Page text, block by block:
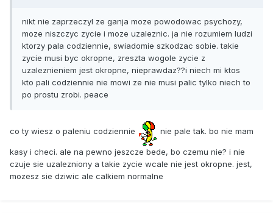
nikt nie zaprzeczyl ze ganja moze powodowac psychozy,
moze niszczyc zycie i moze uzaleznic. ja nie rozumiem ludzi
ktorzy pala codziennie, swiadomie szkodzac sobie. takie
zycie musi byc okropne, zreszta wogole zycie z
uzaleznieniem jest okropne, nieprawdaz??i niech mi ktos
kto pali codziennie nie mowi ze nie musi palic tylko niech to
po prostu zrobi. peace
co ty wiesz o paleniu codziennie nie pale tak. bo nie mam
kasy i checi. ale na pewno jeszcze bede, bo czemu nie? i nie
czuje sie uzalezniony a takie zycie wcale nie jest okropne. jest,
mozesz sie dziwic ale calkiem normalne